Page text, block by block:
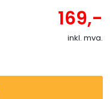
169,-
inkl. mva.